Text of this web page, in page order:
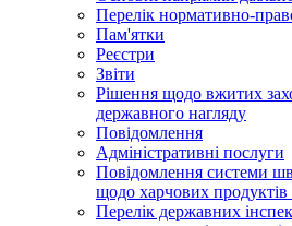
Перелік нормативно-
Пам'ятки
Реєстри
Звіти
Рішення щодо вжитих
державного нагляду
Повідомлення
Адміністративні послуги
Повідомлення системи
щодо харчових
Перелік державних